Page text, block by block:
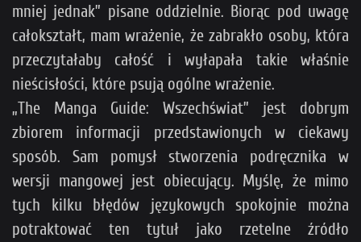
mniej jednak” pisane oddzielnie. Biorąc pod uwagę
całokształt, mam wrażenie, że zabrakło osoby, która
przeczytałaby całość i wyłapała takie właśnie
nieścisłości, które psują ogólne wrażenie.
„The Manga Guide: Wszechświat” jest dobrym
zbiorem informacji przedstawionych w ciekawy
sposób. Sam pomysł stworzenia podręcznika w
wersji mangowej jest obiecujący. Myślę, że mimo
tych kilku błędów językowych spokojnie można
potraktować ten tytuł jako rzetelne źródło